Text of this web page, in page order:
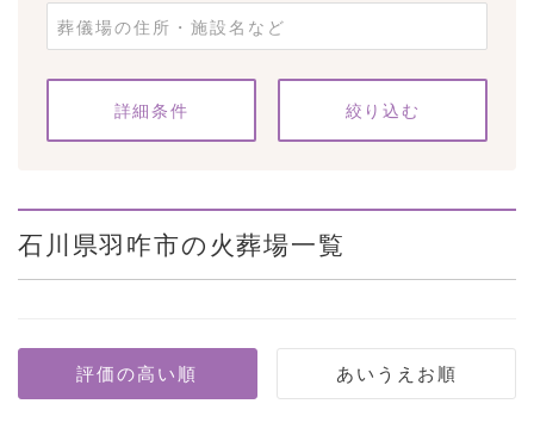
条件をクリア
詳細条件
石川県羽咋市の火葬場一覧